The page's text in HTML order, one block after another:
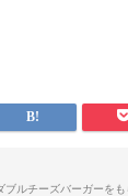
ルチーズバーガーをも